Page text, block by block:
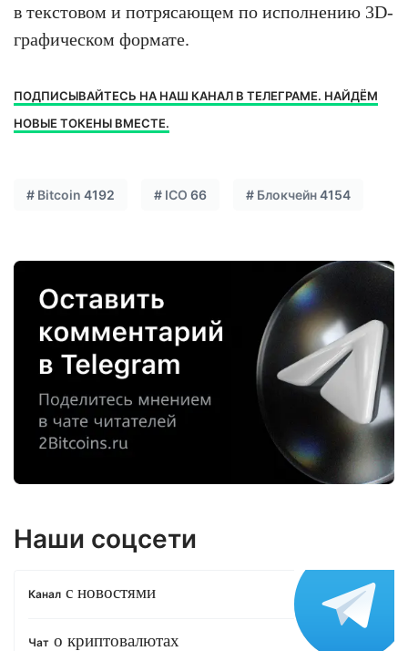
в текстовом и потрясающем по исполнению 3D-
графическом формате.
ПОДПИСЫВАЙТЕСЬ НА НАШ КАНАЛ В ТЕЛЕГРАМЕ. НАЙДЁМ
НОВЫЕ ТОКЕНЫ ВМЕСТЕ.
# Bitcoin 4192 # ICO 66 # Блокчейн4154
Наши соцсети
Канал с новостями
Чат о криптовалютах